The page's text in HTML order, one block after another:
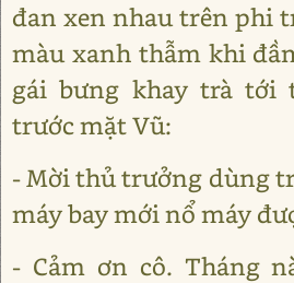
đan xen nhau trên phi
màu xanh thẫm khi
gái bưng khay trà tới
trước mặt Vũ:
- Mời thủ trưởng dùng
máy bay mới nổ máy
- Cảm ơn cô. Tháng